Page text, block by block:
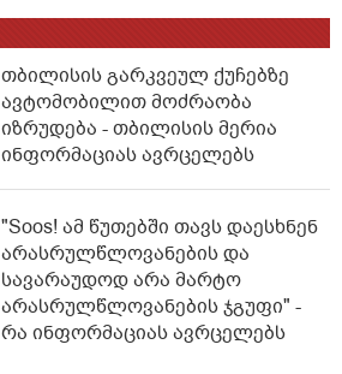
თბილისის გარკვეულ ქუჩებზე
ავტომობილით მოძრაობა
იზრუდება - თბილისის მერია
ინფორმაციას ავრცელებს
"Soos! ამ წუთებში თავს დაესხნენ
არასრულწლოვანების და
სავარაუდოდ არა მარტო
არასრულწლოვანების ჯგუფი" -
რა ინფორმაციას ავრცელებს